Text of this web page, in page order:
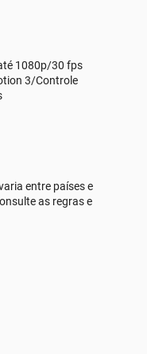
1080p/30 fps
3/Controle
entre países e
as regras e